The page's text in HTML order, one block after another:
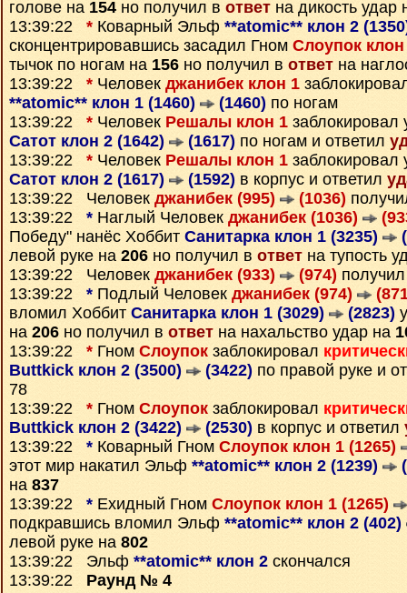
голове на 154 но получил в ответ на дикость удар
13:39:22 * Коварный Эльф **atomic** клон 2
сконцентрировавшись засадил Гном Слоупок
тычок по ногам на 156 но получил в ответ на
13:39:22 * Человек джанибек клон 1
**atomic** клон 1 (1460)
(1460) по ногам
13:39:22 * Человек Решалы клон 1
Сатот клон 2 (1642)
(1617) по ногам и ответил
13:39:22 * Человек Решалы клон 1
Сатот клон 2 (1617)
(1592) в корпус и ответил
13:39:22 Человек джанибек (995) (1036)
13:39:22 * Наглый Человек джанибек (1036)
Победу" нанёс Хоббит Санитарка клон 1 (3235)
левой руке на 206 но получил в ответ на тупость
13:39:22 Человек джанибек (933) (974)
13:39:22 * Подлый Человек джанибек (974)
вломил Хоббит Санитарка клон 1 (3029) (2823)
на 206 но получил в ответ на нахальство удар на
13:39:22 * Гном Слоупок заблокировал
Buttkick клон 2 (3500)
(3422) по правой руке и
78
13:39:22 * Гном Слоупок заблокировал
Buttkick клон 2 (3422)
(2530) в корпус и ответил
13:39:22 * Коварный Гном Слоупок клон 1 (1265)
этот мир накатил Эльф **atomic** клон 2 (1239)
на 837
13:39:22 * Ехидный Гном Слоупок клон 1 (1265)
подкравшись вломил Эльф **atomic** клон 2 (402)
левой руке на 802
13:39:22 Эльф **atomic** клон 2 скончался
13:39:22 Раунд № 4